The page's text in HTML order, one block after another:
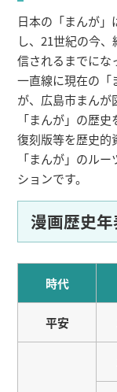
日本の「まんが
し、21世紀の今
信されるまでにな
一直線に現在の「
が、広島市まんが
「まんが」の歴
復刻版等を歴史的
「まんが」のル
ションです。
漫画歴史年
時代
平安